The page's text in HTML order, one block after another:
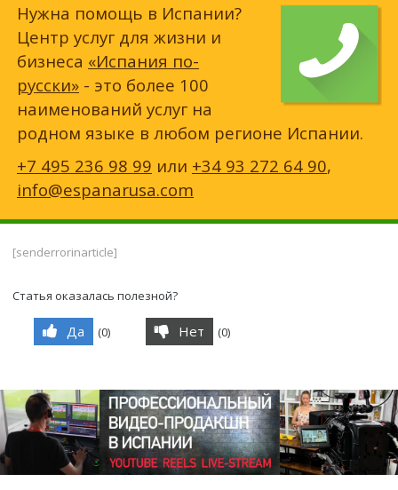
Нужна помощь в Испании?
Центр услуг для жизни и
бизнеса «Испания по-
русски» - это более 100
наименований услуг на
родном языке в любом регионе Испании.
+7 495 236 98 99 или +34 93 272 64 90,
info@espanarusa.com
[senderrorinarticle]
Статья оказалась полезной?
Да (0) Нет (0)